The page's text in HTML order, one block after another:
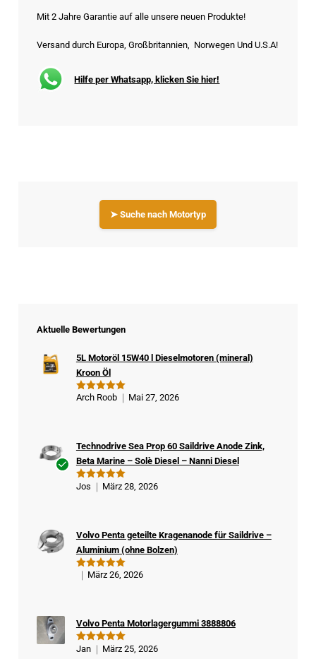
Mit 2 Jahre Garantie auf alle unsere neuen Produkte!
Versand durch Europa, Großbritannien, Norwegen Und U.S.A!
Hilfe per Whatsapp, klicken Sie hier!
➤ Suche nach Motortyp
Aktuelle Bewertungen
Bewertet
5L Motoröl 15W40 l Dieselmotoren (mineral)
Kroon Öl
Arch Roob Mai 27, 2026
Kä
ufe
Bewertet
Technodrive Sea Prop 60 Saildrive Anode Zink,
Beta Marine – Solè Diesel – Nanni Diesel
Jos März 28, 2026
Bewertet
Volvo Penta geteilte Kragenanode für Saildrive –
Aluminium (ohne Bolzen)
März 26, 2026
Bewertet
Volvo Penta Motorlagergummi 3888806
Jan März 25, 2026